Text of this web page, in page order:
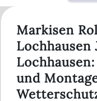
Markisen
Lochhausen
und